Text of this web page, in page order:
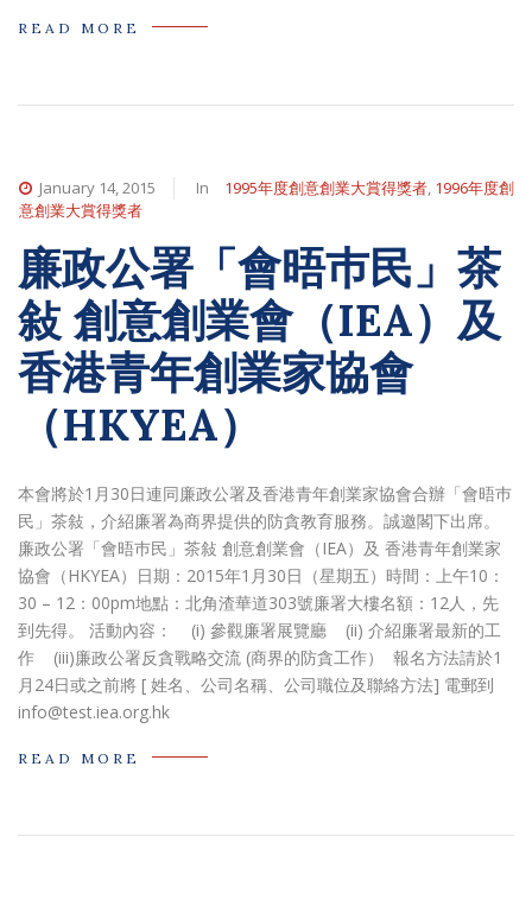
READ MORE
January 14, 2015 In 1995年度創意創業大賞得獎者, 1996年度創
意創業大賞得獎者
廉政公署「會晤巿民」茶
敍 創意創業會（IEA）及
香港青年創業家協會
（HKYEA）
本會將於1月30日連同廉政公署及香港青年創業家協會合辦「會晤巿
民」茶敍，介紹廉署為商界提供的防貪教育服務。誠邀閣下出席。
廉政公署「會晤巿民」茶敍 創意創業會（IEA）及 香港青年創業家
協會（HKYEA）日期：2015年1月30日（星期五）時間：上午10：
30 – 12：00pm地點：北角渣華道303號廉署大樓名額：12人，先
到先得。 活動內容： (i) 參觀廉署展覽廳 (ii) 介紹廉署最新的工
作 (iii)廉政公署反貪戰略交流 (商界的防貪工作） 報名方法請於1
月24日或之前將 [ 姓名、公司名稱、公司職位及聯絡方法] 電郵到
info@test.iea.org.hk
READ MORE